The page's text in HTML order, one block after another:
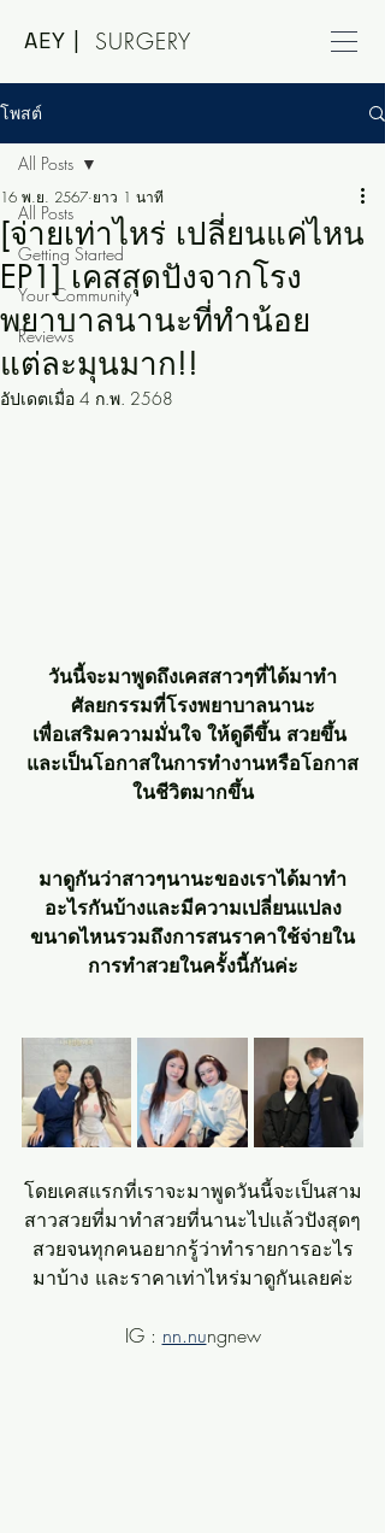
SURGERY
AEY |
โพสต์
All Posts
Getting Started
Your Community
Reviews
All Posts
[จ่ายเท่าไหร่ เปลี่ยนแค่ไหน
EP1] เคสสุดปังจากโรง
พยาบาลนานะที่ทำน้อย
แต่ละมุนมาก!!
16 พ.ย. 2567 ยาว 1 นาที
อัปเดตเมื่อ 4 ก.พ. 2568
วันนี้จะมาพูดถึงเคสสาวๆที่ได้มาทำ
ศัลยกรรมที่โรงพยาบาลนานะ
เพื่อเสริมความมั่นใจ ให้ดูดีขึ้น สวยขึ้น
และเป็นโอกาสในการทำงานหรือโอกาส
ในชีวิตมากขึ้น
มาดูกันว่าสาวๆนานะของเราได้มาทำ
อะไรกันบ้างและมีความเปลี่ยนแปลง
ขนาดไหนรวมถึงการสนราคาใช้จ่ายใน
การทำสวยในครั้งนี้กันค่ะ
โดยเคสแรกที่เราจะมาพูดวันนี้จะเป็นสาม
สาวสวยที่มาทำสวยที่นานะไปแล้วปังสุดๆ
สวยจนทุกคนอยากรู้ว่าทำรายการอะไร
มาบ้าง และราคาเท่าไหร่มาดูกันเลยค่ะ
IG : nn.nungnew